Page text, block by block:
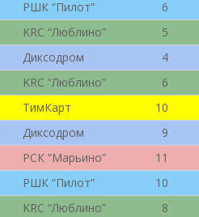
РШК “Пилот”
6
KRC “Люблино”
5
Диксодром
4
KRC “Люблино”
6
ТимКарт
10
Диксодром
9
РСК “Марьино”
11
РШК “Пилот”
10
KRC “Люблино”
8